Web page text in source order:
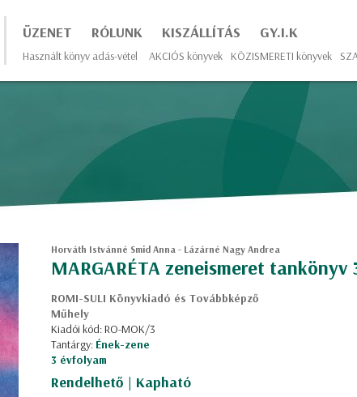
ÜZENET RÓLUNK KISZÁLLÍTÁS GY.I.K
Használt könyv adás-vétel AKCIÓS könyvek KÖZISMERETI könyvek
Horváth Istvánné Smid Anna - Lázárné Nagy Andrea
MARGARÉTA zeneismeret tankönyv
ROMI-SULI Könyvkiadó és Továbbképző
Műhely
Kiadói kód: RO-MOK/3
Tantárgy: Ének-zene
3 évfolyam
Rendelhető | Kapható